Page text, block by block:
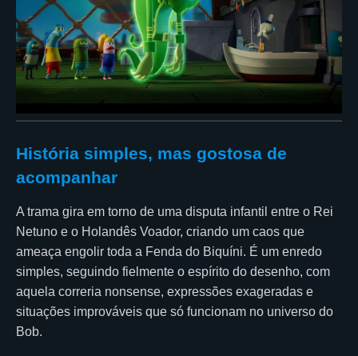
História simples, mas gostosa de
acompanhar
A trama gira em torno de uma disputa infantil entre o Rei
Netuno e o Holandês Voador, criando um caos que
ameaça engolir toda a Fenda do Biquíni. É um enredo
simples, seguindo fielmente o espírito do desenho, com
aquela correria nonsense, expressões exageradas e
situações improváveis que só funcionam no universo do
Bob.